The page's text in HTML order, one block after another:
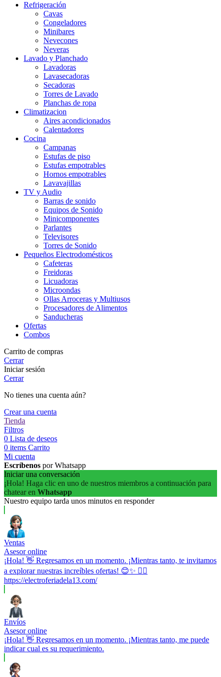
Refrigeración
Cavas
Congeladores
Minibares
Nevecones
Neveras
Lavado y Planchado
Lavadoras
Lavasecadoras
Secadoras
Torres de Lavado
Planchas de ropa
Climatizacion
Aires acondicionados
Calentadores
Cocina
Campanas
Estufas de piso
Estufas empotrables
Hornos empotrables
Lavavajillas
TV y Audio
Barras de sonido
Equipos de Sonido
Minicomponentes
Parlantes
Televisores
Torres de Sonido
Pequeños Electrodomésticos
Cafeteras
Freidoras
Licuadoras
Microondas
Ollas Arroceras y Multiusos
Procesadores de Alimentos
Sanducheras
Ofertas
Combos
Carrito de compras
Cerrar
Iniciar sesión
Cerrar
No tienes una cuenta aún?
Crear una cuenta
Tienda
Filtros
0 Lista de deseos
0 items Carrito
Mi cuenta
Escríbenos por Whatsapp
Iniciar una conversación
¡Hola! Haga clic en uno de nuestros miembros a continuación para
chatear en Whatsapp
Nuestro equipo tarda unos minutos en responder
Ventas
Asesor online
¡Hola! 👋 Regresamos en un momento. ¡Mientras tanto, te invitamos
a explorar nuestras increíbles ofertas! 😊✨ 👉🏼
https://electroferiadela13.com/
Envíos
Asesor online
¡Hola! 👋 Regresamos en un momento. ¡Mientras tanto, me puede
indicar cual es su requerimiento.